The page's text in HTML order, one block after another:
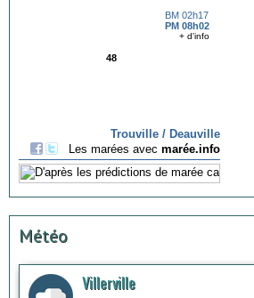
Météo
Villerville